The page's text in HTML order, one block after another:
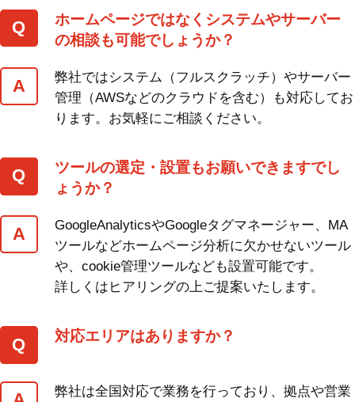
ホームページではなくシステムやサーバー
の相談も可能でしょうか？
弊社ではシステム（フルスクラッチ）やサーバー
管理（AWSなどのクラウドを含む）も対応してお
ります。お気軽にご相談ください。
ツールの選定・設置もお願いできますでし
ょうか？
GoogleAnalyticsやGoogleタグマネージャー、MA
ツールなどホームページ分析に欠かせないツール
や、cookie管理ツールなども設置可能です。
詳しくはヒアリングの上ご提案いたします。
対応エリアはありますか？
弊社は全国対応で業務を行っており、拠点や営業